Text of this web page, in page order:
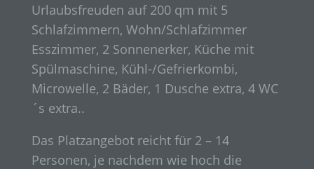
Urlaubsfreuden auf 200 qm mit 5
Schlafzimmern, Wohn/Schlafzimmer
Esszimmer, 2 Sonnenerker, Küche mit
Spülmaschine, Kühl-/Gefrierkombi,
Microwelle, 2 Bäder, 1 Dusche extra, 4 WC
´s extra..
Das Platzangebot reicht für 2 – 14
Personen, je nachdem wie hoch die